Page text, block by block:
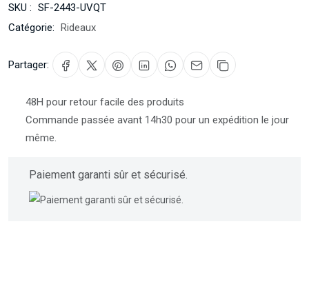
SKU : SF-2443-UVQT
Catégorie: Rideaux
Partager:
48H pour retour facile des produits
Commande passée avant 14h30 pour un expédition le jour
même.
Paiement garanti sûr et sécurisé.